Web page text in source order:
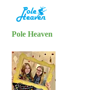
Pole Heaven